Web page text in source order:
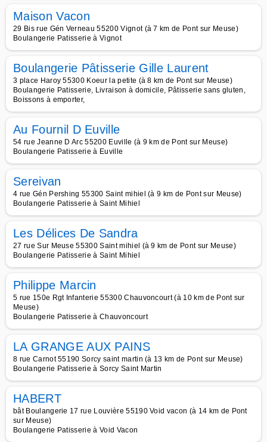
Maison Vacon
29 Bis rue Gén Verneau 55200 Vignot (à 7 km de Pont sur Meuse)
Boulangerie Patisserie à Vignot
Boulangerie Pâtisserie Gille Laurent
3 place Haroy 55300 Koeur la petite (à 8 km de Pont sur Meuse)
Boulangerie Patisserie, Livraison à domicile, Pâtisserie sans gluten,
Boissons à emporter,
Au Fournil D Euville
54 rue Jeanne D Arc 55200 Euville (à 9 km de Pont sur Meuse)
Boulangerie Patisserie à Euville
Sereivan
4 rue Gén Pershing 55300 Saint mihiel (à 9 km de Pont sur Meuse)
Boulangerie Patisserie à Saint Mihiel
Les Délices De Sandra
27 rue Sur Meuse 55300 Saint mihiel (à 9 km de Pont sur Meuse)
Boulangerie Patisserie à Saint Mihiel
Philippe Marcin
5 rue 150e Rgt Infanterie 55300 Chauvoncourt (à 10 km de Pont sur
Meuse)
Boulangerie Patisserie à Chauvoncourt
LA GRANGE AUX PAINS
8 rue Carnot 55190 Sorcy saint martin (à 13 km de Pont sur Meuse)
Boulangerie Patisserie à Sorcy Saint Martin
HABERT
bât Boulangerie 17 rue Louvière 55190 Void vacon (à 14 km de Pont
sur Meuse)
Boulangerie Patisserie à Void Vacon